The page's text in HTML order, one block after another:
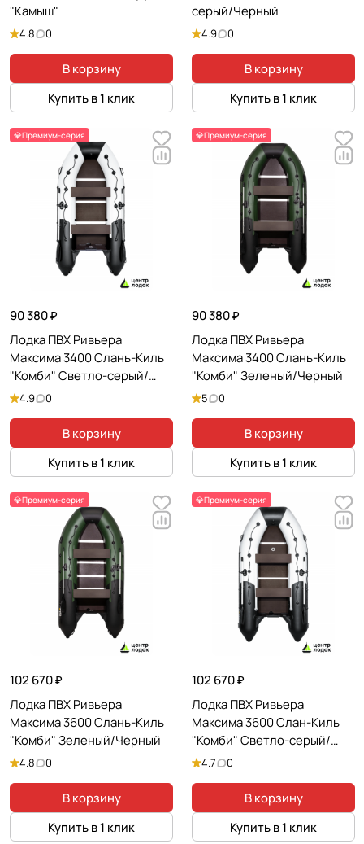
"Камыш"
4.8 0
В корзину
Купить в 1 клик
серый/Черный
4.9 0
В корзину
Купить в 1 клик
💎Премиум-серия
90 380 ₽
Лодка ПВХ Ривьера
Максима 3400 Слань-Киль
"Комби" Светло-серый/
Черный
4.9 0
В корзину
Купить в 1 клик
💎Премиум-серия
90 380 ₽
Лодка ПВХ Ривьера
Максима 3400 Слань-Киль
"Комби" Зеленый/Черный
5 0
В корзину
Купить в 1 клик
💎Премиум-серия
102 670 ₽
Лодка ПВХ Ривьера
Максима 3600 Слань-Киль
"Комби" Зеленый/Черный
4.8 0
В корзину
Купить в 1 клик
💎Премиум-серия
102 670 ₽
Лодка ПВХ Ривьера
Максима 3600 Слан-Киль
"Комби" Светло-серый/
Черный
4.7 0
В корзину
Купить в 1 клик